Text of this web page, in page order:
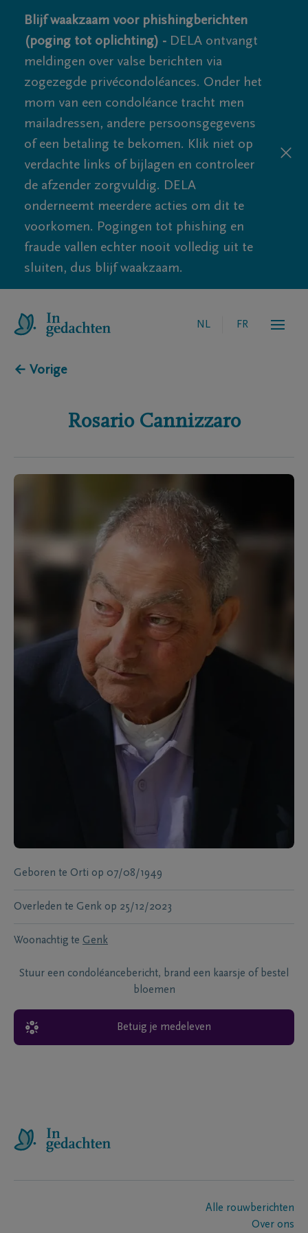
Blijf waakzaam voor phishingberichten
(poging tot oplichting) - DELA ontvangt
meldingen over valse berichten via
zogezegde privécondoléances. Onder het
mom van een condoléance tracht men
mailadressen, andere persoonsgegevens
of een betaling te bekomen. Klik niet op
verdachte links of bijlagen en controleer
de afzender zorgvuldig. DELA
onderneemt meerdere acties om dit te
voorkomen. Pogingen tot phishing en
fraude vallen echter nooit volledig uit te
sluiten, dus blijf waakzaam.
NL FR
← Vorige
Rosario Cannizzaro
Geboren te Orti op 07/08/1949
Overleden te Genk op 25/12/2023
Woonachtig te Genk
Stuur een condoléancebericht, brand een kaarsje of bestel
bloemen
Betuig je medeleven
Alle rouwberichten
Over ons